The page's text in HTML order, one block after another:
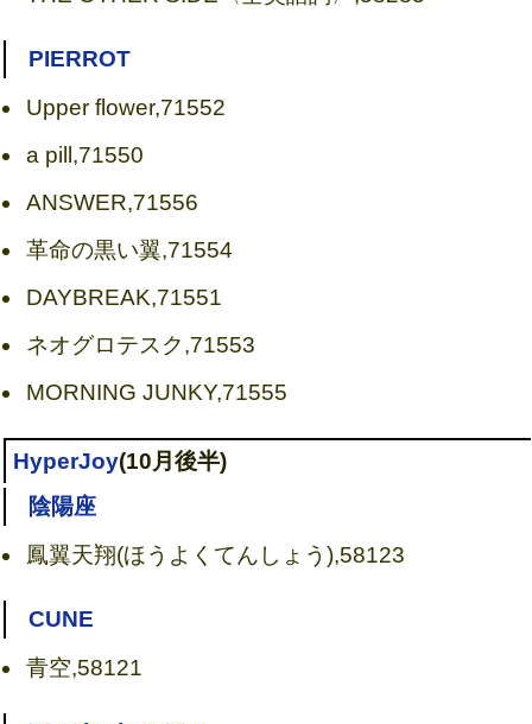
PIERROT
Upper flower,71552
a pill,71550
ANSWER,71556
革命の黒い翼,71554
DAYBREAK,71551
ネオグロテスク,71553
MORNING JUNKY,71555
HyperJoy(10月後半)
陰陽座
鳳翼天翔(ほうよくてんしょう),58123
CUNE
青空,58121